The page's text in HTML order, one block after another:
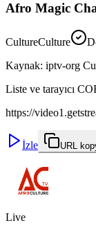
Afro Magic
CultureCulture
Kaynak: iptv-org
Liste ve tarayıcı
https://
İzle URL
Live